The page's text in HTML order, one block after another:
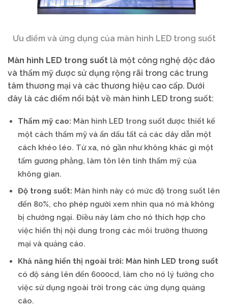
Ưu điểm và ứng dụng của màn hình LED trong suốt
Màn hình LED trong suốt là một công nghệ độc đáo
và thẩm mỹ được sử dụng rộng rãi trong các trung
tâm thương mại và các thương hiệu cao cấp. Dưới
đây là các điểm nổi bật về màn hình LED trong suốt:
Thẩm mỹ cao: Màn hình LED trong suốt được thiết kế
một cách thẩm mỹ và ẩn dấu tất cả các dây dẫn một
cách khéo léo. Từ xa, nó gần như không khác gì một
tấm gương phẳng, làm tôn lên tính thẩm mỹ của
không gian.
Độ trong suốt: Màn hình này có mức độ trong suốt lên
đến 80%, cho phép người xem nhìn qua nó mà không
bị chướng ngại. Điều này làm cho nó thích hợp cho
việc hiển thị nội dung trong các môi trường thương
mại và quảng cáo.
Khả năng hiển thị ngoài trời: Màn hình LED trong suốt
có độ sáng lên đến 6000cd, làm cho nó lý tưởng cho
việc sử dụng ngoài trời trong các ứng dụng quảng
cáo.